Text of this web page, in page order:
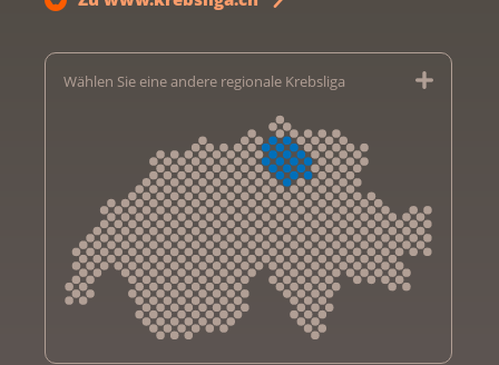
Wählen Sie eine andere regionale Krebsliga